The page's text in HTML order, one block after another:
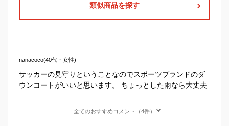
類似商品を探す
nanacoco(40代・女性)
サッカーの見守りということなのでスポーツブランドのダ
ウンコートがいいと思います。 ちょっとした雨なら大丈夫
全てのおすすめコメント（4件）